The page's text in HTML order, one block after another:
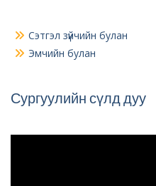
Сэтгэл зүйчийн булан
Эмчийн булан
Сургуулийн сүлд дуу